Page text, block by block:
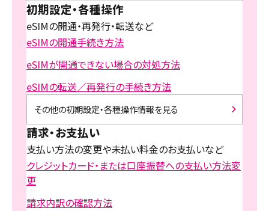
初期設定・各種操作
eSIMの開通・再発行・転送など
eSIMの開通手続き方法
eSIMが開通できない場合の対処方法
eSIMの転送／再発行の手続き方法
その他の初期設定・各種操作情報を見る
請求・お支払い
支払い方法の変更や未払い料金のお支払いなど
クレジットカード・または口座振替への支払い方法変
更
請求内訳の確認方法